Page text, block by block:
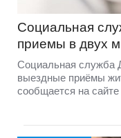
Социальная
приемы в двух
Социальная служба
выездные приёмы
сообщается на